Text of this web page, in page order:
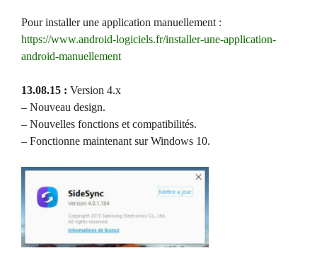
Pour installer une application manuellement :
https://www.android-logiciels.fr/installer-une-application-
android-manuellement
13.08.15 : Version 4.x
– Nouveau design.
– Nouvelles fonctions et compatibilités.
– Fonctionne maintenant sur Windows 10.